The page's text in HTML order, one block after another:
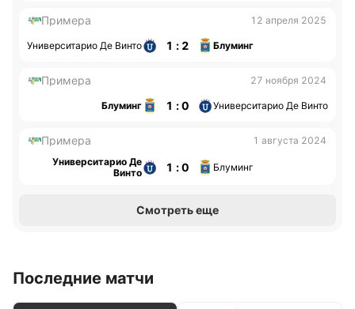
Примера 12 апреля 2025
Университарио Де Винто 1 : 2 Блуминг
Примера 27 ноября 2024
Блуминг 1 : 0 Университарио Де Винто
Примера
1 августа 2024
Университарио Де
Винто
1 : 0 Блуминг
Смотреть еще
Последние матчи